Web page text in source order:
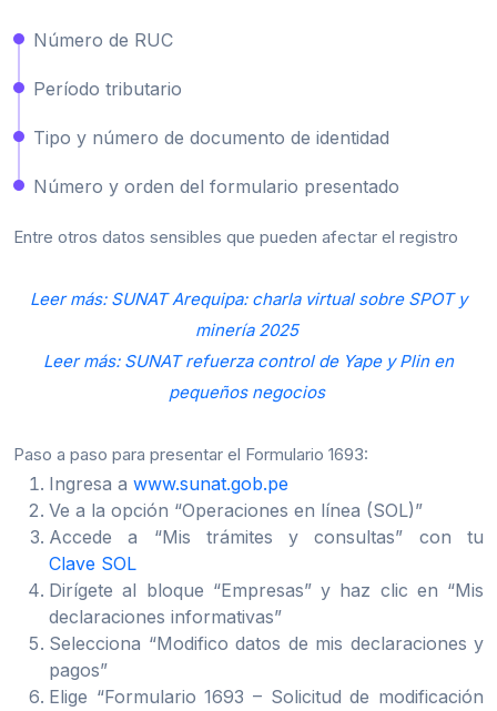
Número de RUC
Período tributario
Tipo y número de documento de identidad
Número y orden del formulario presentado
Entre otros datos sensibles que pueden afectar el registro
Leer más: SUNAT Arequipa: charla virtual sobre SPOT y
minería 2025
Leer más: SUNAT refuerza control de Yape y Plin en
pequeños negocios
Paso a paso para presentar el Formulario 1693:
Ingresa a www.sunat.gob.pe
Ve a la opción “Operaciones en línea (SOL)”
Accede a “Mis trámites y consultas” con tu
Clave SOL
Dirígete al bloque “Empresas” y haz clic en “Mis
declaraciones informativas”
Selecciona “Modifico datos de mis declaraciones y
pagos”
Elige “Formulario 1693 – Solicitud de modificación